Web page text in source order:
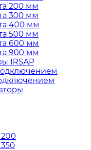
200 мм
300 мм
400 мм
500 мм
600 мм
900 мм
IRSAP